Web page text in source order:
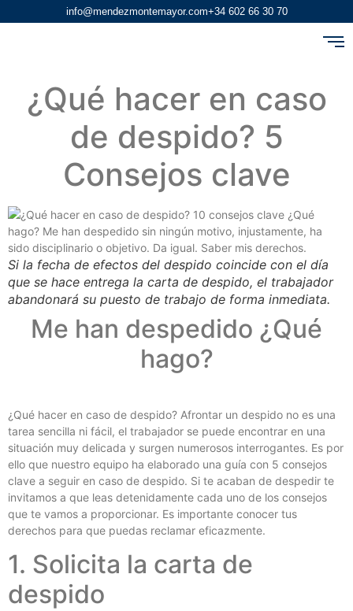
info@mendezmontemayor.com+34 602 66 30 70
¿Qué hacer en caso
de despido? 5
Consejos clave
Si la fecha de efectos del despido coincide con el día
que se hace entrega la carta de despido, el trabajador
abandonará su puesto de trabajo de forma inmediata.
Me han despedido ¿Qué
hago?
¿Qué hacer en caso de despido? Afrontar un despido no es una
tarea sencilla ni fácil, el trabajador se puede encontrar en una
situación muy delicada y surgen numerosos interrogantes. Es por
ello que nuestro equipo ha elaborado una guía con 5 consejos
clave a seguir en caso de despido. Si te acaban de despedir te
invitamos a que leas detenidamente cada uno de los consejos
que te vamos a proporcionar. Es importante conocer tus
derechos para que puedas reclamar eficazmente.
1. Solicita la carta de
despido